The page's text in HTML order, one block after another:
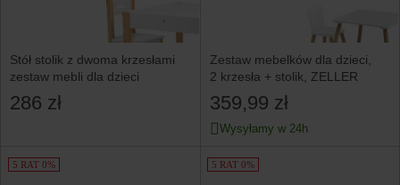
Stół stolik z dwoma krzesłami
zestaw mebli dla dzieci
286 zł
Zestaw mebelków dla dzieci,
2 krzesła + stolik, ZELLER
359,99 zł
Wysyłamy w 24h
5 RAT 0% 5 RAT 0%